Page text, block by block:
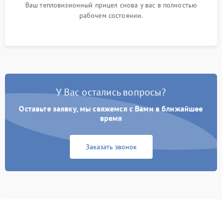
Ваш тепловизионный прицел снова у вас в полностью
рабочем состоянии.
У Вас остались вопросы?
Оставьте заявку, мы свяжемся с Вами в ближайшее
время
Заказать звонок